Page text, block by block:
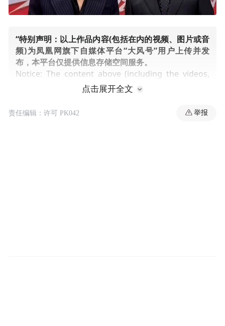
“特别声明：以上作品内容(包括在内的视频、图片或音
频)为凤凰网旗下自媒体平台“大风号”用户上传并发
布，本平台仅提供信息存储空间服务。
Notice: The content above (including the videos,
pictures and audios if any) is uploaded and posted
by the user of Dafeng Hao, which is a social media
platform and merely provides information storage
space services.”
点击展开全文
责任编辑：许可 PK042 举报